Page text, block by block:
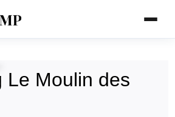
Le Moulin des